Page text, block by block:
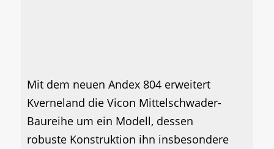
Mit dem neuen Andex 804 erweitert
Kverneland die Vicon Mittelschwader-
Baureihe um ein Modell, dessen
robuste Konstruktion ihn insbesondere